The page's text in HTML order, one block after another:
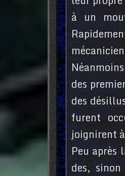
à un
des
des
furent
joignirent
Peu
des,